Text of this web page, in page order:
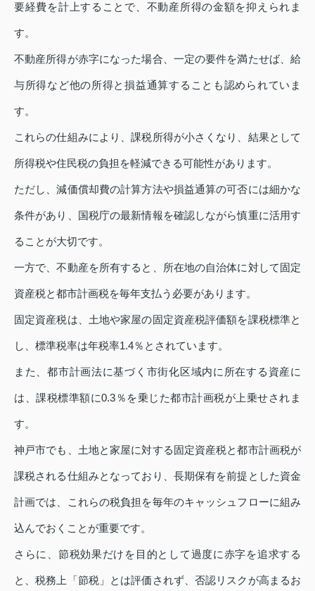
要経費を計上することで、不動産所得の金額を抑えられま
す。
不動産所得が赤字になった場合、一定の要件を満たせば、給
与所得など他の所得と損益通算することも認められていま
す。
これらの仕組みにより、課税所得が小さくなり、結果として
所得税や住民税の負担を軽減できる可能性があります。
ただし、減価償却費の計算方法や損益通算の可否には細かな
条件があり、国税庁の最新情報を確認しながら慎重に活用す
ることが大切です。
一方で、不動産を所有すると、所在地の自治体に対して固定
資産税と都市計画税を毎年支払う必要があります。
固定資産税は、土地や家屋の固定資産税評価額を課税標準と
し、標準税率は年税率1.4％とされています。
また、都市計画法に基づく市街化区域内に所在する資産に
は、課税標準額に0.3％を乗じた都市計画税が上乗せされま
す。
神戸市でも、土地と家屋に対する固定資産税と都市計画税が
課税される仕組みとなっており、長期保有を前提とした資金
計画では、これらの税負担を毎年のキャッシュフローに組み
込んでおくことが重要です。
さらに、節税効果だけを目的として過度に赤字を追求する
と、税務上「節税」とは評価されず、否認リスクが高まるお